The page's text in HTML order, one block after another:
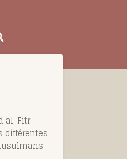
al-Fitr –
différentes